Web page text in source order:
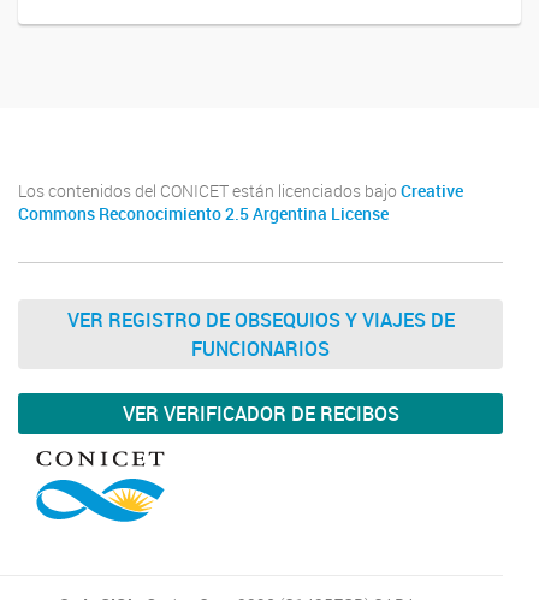
Los contenidos del CONICET están licenciados bajo Creative
Commons Reconocimiento 2.5 Argentina License
VER REGISTRO DE OBSEQUIOS Y VIAJES DE
FUNCIONARIOS
VER VERIFICADOR DE RECIBOS